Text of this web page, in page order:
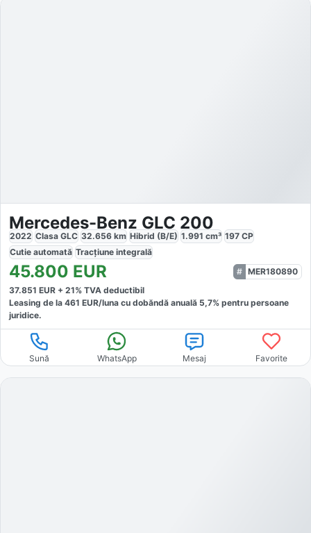
Mercedes-Benz GLC 200
2022 Clasa GLC 32.656 km Hibrid (B/E) 1.991 cm³ 197 CP
Cutie automată Tracțiune integrală
45.800 EUR
MER180890
37.851 EUR + 21% TVA deductibil
Leasing de la 461 EUR/luna cu dobăndă anuală 5,7% pentru persoane
juridice.
Sună WhatsApp Mesaj Favorite